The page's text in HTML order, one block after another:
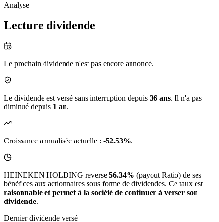
Analyse
Lecture dividende
Le prochain dividende n'est pas encore annoncé.
Le dividende est versé sans interruption depuis 36 ans. Il n'a pas
diminué depuis 1 an.
Croissance annualisée actuelle : -52.53%.
HEINEKEN HOLDING reverse 56.34% (payout Ratio) de ses
bénéfices aux actionnaires sous forme de dividendes. Ce taux est
raisonnable et permet à la société de continuer à verser son
dividende.
Dernier dividende versé